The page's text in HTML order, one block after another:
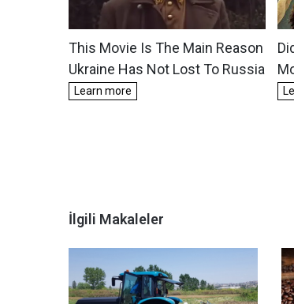
İlgili Makaleler